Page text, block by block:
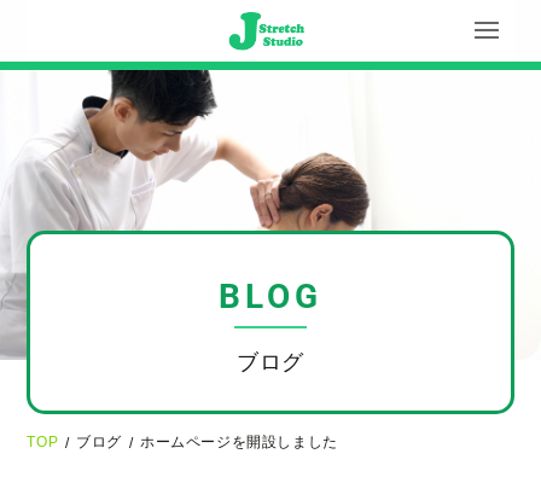
BLOG
ブログ
TOP / ブログ / ホームページを開設しました